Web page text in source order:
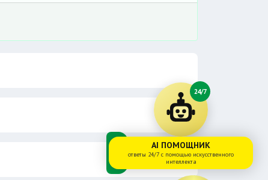
24/7
AI ПОМОЩНИК
ответы 24/7 с помощью искусственного
интеллекта